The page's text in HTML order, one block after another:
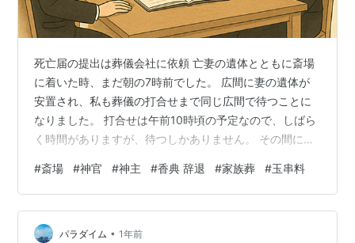
死亡届の提出は葬儀会社に依頼 亡妻の遺体とともに斎場
に着いた時、まだ朝の7時前でした。 広間に妻の遺体が
安置され、私も葬儀の打合せまで同じ広間で待つことに
なりました。 打合せは午前10時頃の予定なので、しばら
く時間がありますが、待つしかありません。 その間に死
しました。死亡届を提出しないと火葬許可証が発行され
ず火葬ができません。自分で提出する余裕はありませ
ん。 葬儀の時間も決まりました。 通夜は26日18時～ 告
別式は13時～14時 となりました。 告別式は午前中が多
#斎場 #神官 #神主 #香典 辞退 #家族葬 #玉串料
パラダイム • 1年前